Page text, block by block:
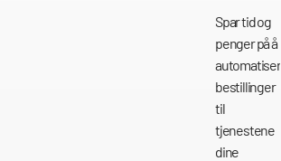
Spar tid og
penger på å
automatisere
bestillinger
til
tjenestene
dine